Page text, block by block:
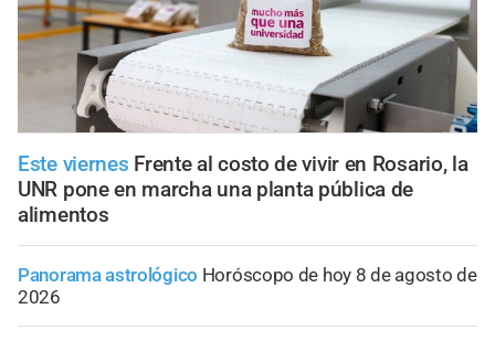
Este viernes Frente al costo de vivir en Rosario, la
UNR pone en marcha una planta pública de
alimentos
Panorama astrológico Horóscopo de hoy 8 de agosto de
2026